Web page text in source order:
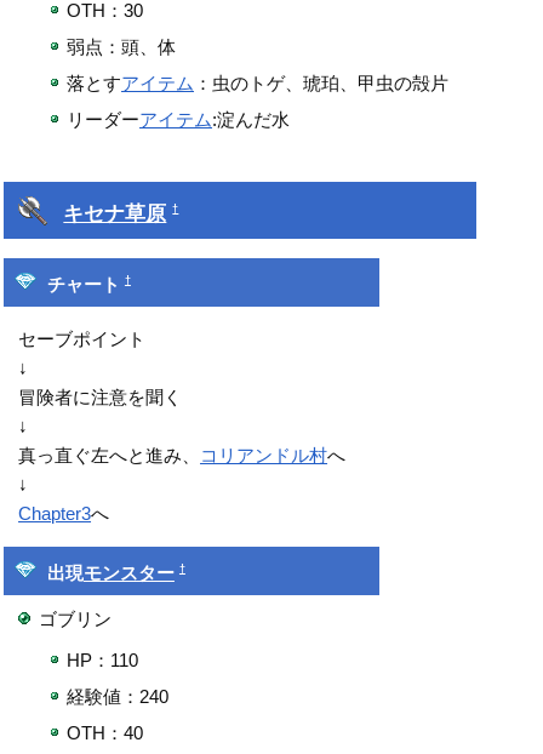
OTH：30
弱点：頭、体
落とすアイテム ：虫のトゲ、琥珀、甲虫の殻片
リーダーアイテム:淀んだ水
キセナ草原 †
チャート †
セーブポイント
↓
冒険者に注意を聞く
↓
真っ直ぐ左へと進み、
コリアンドル村へ
↓
Chapter3へ
出現モンスター †
ゴブリン
HP：110
経験値：240
OTH：40